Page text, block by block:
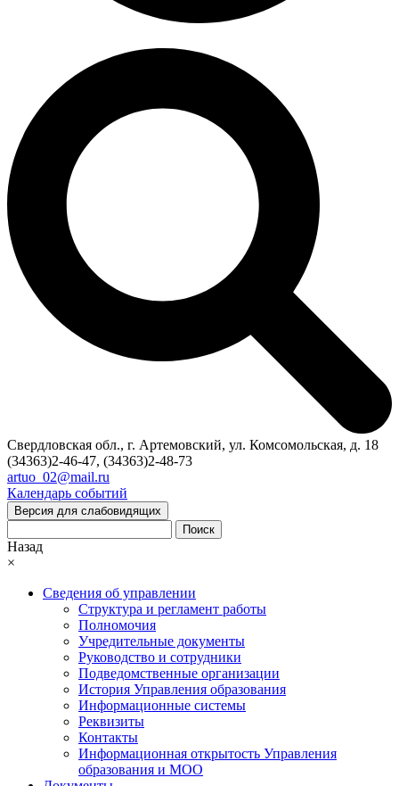
Свердловская обл., г. Артемовский, ул. Комсомольская, д. 18
(34363)2-46-47, (34363)2-48-73
artuo_02@mail.ru
Календарь событий
Версия для слабовидящих
Поиск
Назад
×
Сведения об управлении
Структура и регламент работы
Полномочия
Учредительные документы
Руководство и сотрудники
Подведомственные организации
История Управления образования
Информационные системы
Реквизиты
Контакты
Информационная открытость Управления
образования и МОО